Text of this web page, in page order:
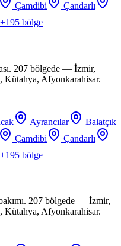
Çamdibi
Çandarlı
+195 bölge
207 bölgede — İzmir,
Kütahya, Afyonkarahisar.
Ayrancılar
Balatçık
Çamdibi
Çandarlı
+195 bölge
207 bölgede — İzmir,
Kütahya, Afyonkarahisar.